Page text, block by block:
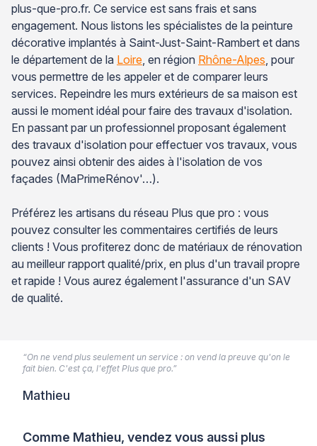
plus-que-pro.fr. Ce service est sans frais et sans
engagement. Nous listons les spécialistes de la peinture
décorative implantés à Saint-Just-Saint-Rambert et dans
le département de la Loire , en région Rhône-Alpes , pour
vous permettre de les appeler et de comparer leurs
services. Repeindre les murs extérieurs de sa maison est
aussi le moment idéal pour faire des travaux d'isolation.
En passant par un professionnel proposant également
des travaux d'isolation pour effectuer vos travaux, vous
pouvez ainsi obtenir des aides à l'isolation de vos
façades (MaPrimeRénov'…).
Préférez les artisans du réseau Plus que pro : vous
pouvez consulter les commentaires certifiés de leurs
clients ! Vous profiterez donc de matériaux de rénovation
au meilleur rapport qualité/prix, en plus d'un travail propre
et rapide ! Vous aurez également l'assurance d'un SAV
de qualité.
Comme Mathieu, vendez vous aussi plus
“On ne vend plus seulement un service : on vend la preuve qu'on le
fait bien. C'est ça, l'effet Plus que pro.”
Mathieu